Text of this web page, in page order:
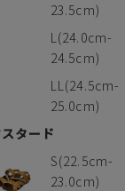
23.5cm)
L(24.0cm-
24.5cm)
LL(24.5cm-
25.0cm)
タード
S(22.5cm-
23.0cm)